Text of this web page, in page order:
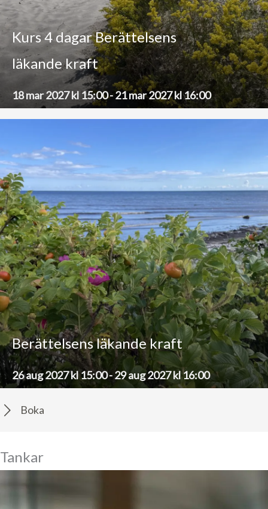
Kurs 4 dagar Berättelsens
läkande kraft
18 mar 2027 kl 15:00-21 mar 2027 kl 16:00
Berättelsens läkande kraft
26 aug 2027 kl 15:00-29 aug 2027 kl 16:00
Boka
Tankar